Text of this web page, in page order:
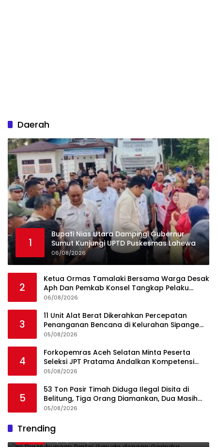
Daerah
1
Bupati Nias Utara Dampingi Gubernur
Sumut Kunjungi UPTD Puskesmas Lahewa
06/08/2026
2
Ketua Ormas Tamalaki Bersama Warga Desak
Aph Dan Pemkab Konsel Tangkap Pelaku
Angkut Cangkang Sawit Overload, Truk PT KAP
06/08/2026
3
11 Unit Alat Berat Dikerahkan Percepatan
Penanganan Bencana di Kelurahan Sipange
Kecamatan Tukka
05/08/2026
4
Forkopemras Aceh Selatan Minta Peserta
Seleksi JPT Pratama Andalkan Kompetensi
dan Integritas, Bukan Kedekatan
05/08/2026
5
53 Ton Pasir Timah Diduga Ilegal Disita di
Belitung, Tiga Orang Diamankan, Dua Masih
Diburu
05/08/2026
Trending
1
Gerindra
19/02/2018 0